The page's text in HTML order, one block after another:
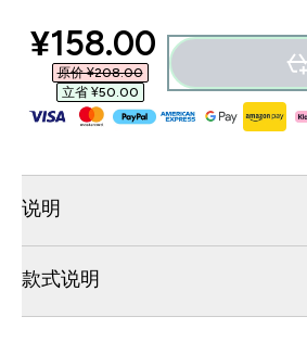
discounted price
¥158.00‎
原价 ¥208.00‎
立省 ¥50.00‎
说明
款式说明